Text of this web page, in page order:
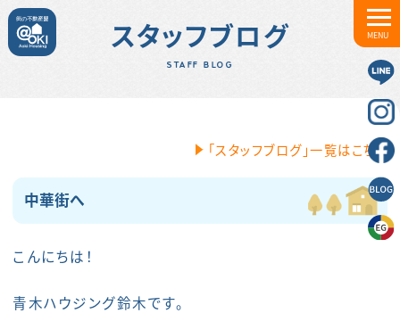
MENU
スタッフブログ
STAFF BLOG
「スタッフブログ」一覧はこちら
中華街へ
こんにちは！
青木ハウジング鈴木です。